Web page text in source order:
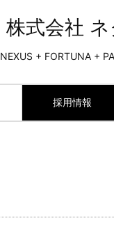
株式会社
NEXUS + FORTUNA +
採用情報